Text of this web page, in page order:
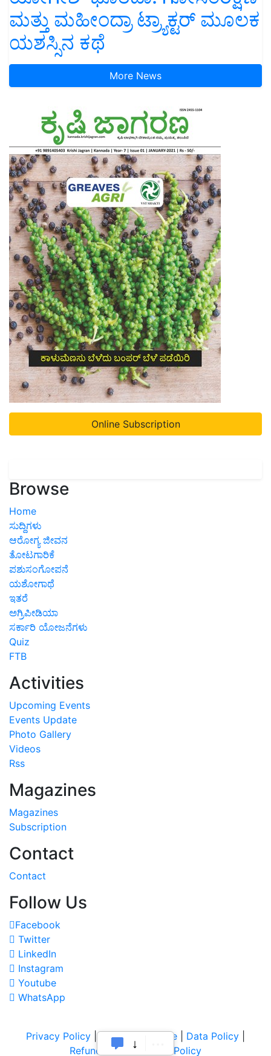
ಮತ್ತು ಮಹೀಂದ್ರಾ ಟ್ರ್ಯಾಕ್ಟರ್ ಮೂಲಕ
ಯಶಸ್ಸಿನ ಕಥೆ
More News
Online Subscription
Browse
Home
ಸುದ್ದಿಗಳು
ಆರೋಗ್ಯ ಜೀವನ
ತೋಟಗಾರಿಕೆ
ಪಶುಸಂಗೋಪನೆ
ಯಶೋಗಾಥೆ
ಇತರೆ
ಅಗ್ರಿಪೀಡಿಯಾ
ಸರ್ಕಾರಿ ಯೋಜನೆಗಳು
Quiz
FTB
Activities
Upcoming Events
Events Update
Photo Gallery
Videos
Rss
Magazines
Magazines
Subscription
Contact
Contact
Follow Us
Facebook
Twitter
LinkedIn
Instagram
Youtube
WhatsApp
Privacy Policy |Terms of Service Data Policy
Refund & Cancellation Policy